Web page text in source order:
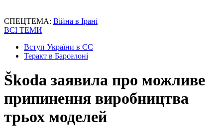
СПЕЦТЕМА: Війна в Ірані
ВСІ ТЕМИ
Вступ України в ЄС
Теракт в Барселоні
Škoda заявила про можливе
припинення виробництва
трьох моделей